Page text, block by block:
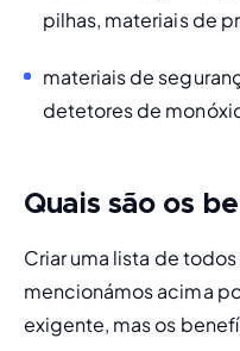
pilhas, materiais de
materiais de
detetores de
Quais são os
Criar uma lista de
mencionámos acima
exigente, mas os